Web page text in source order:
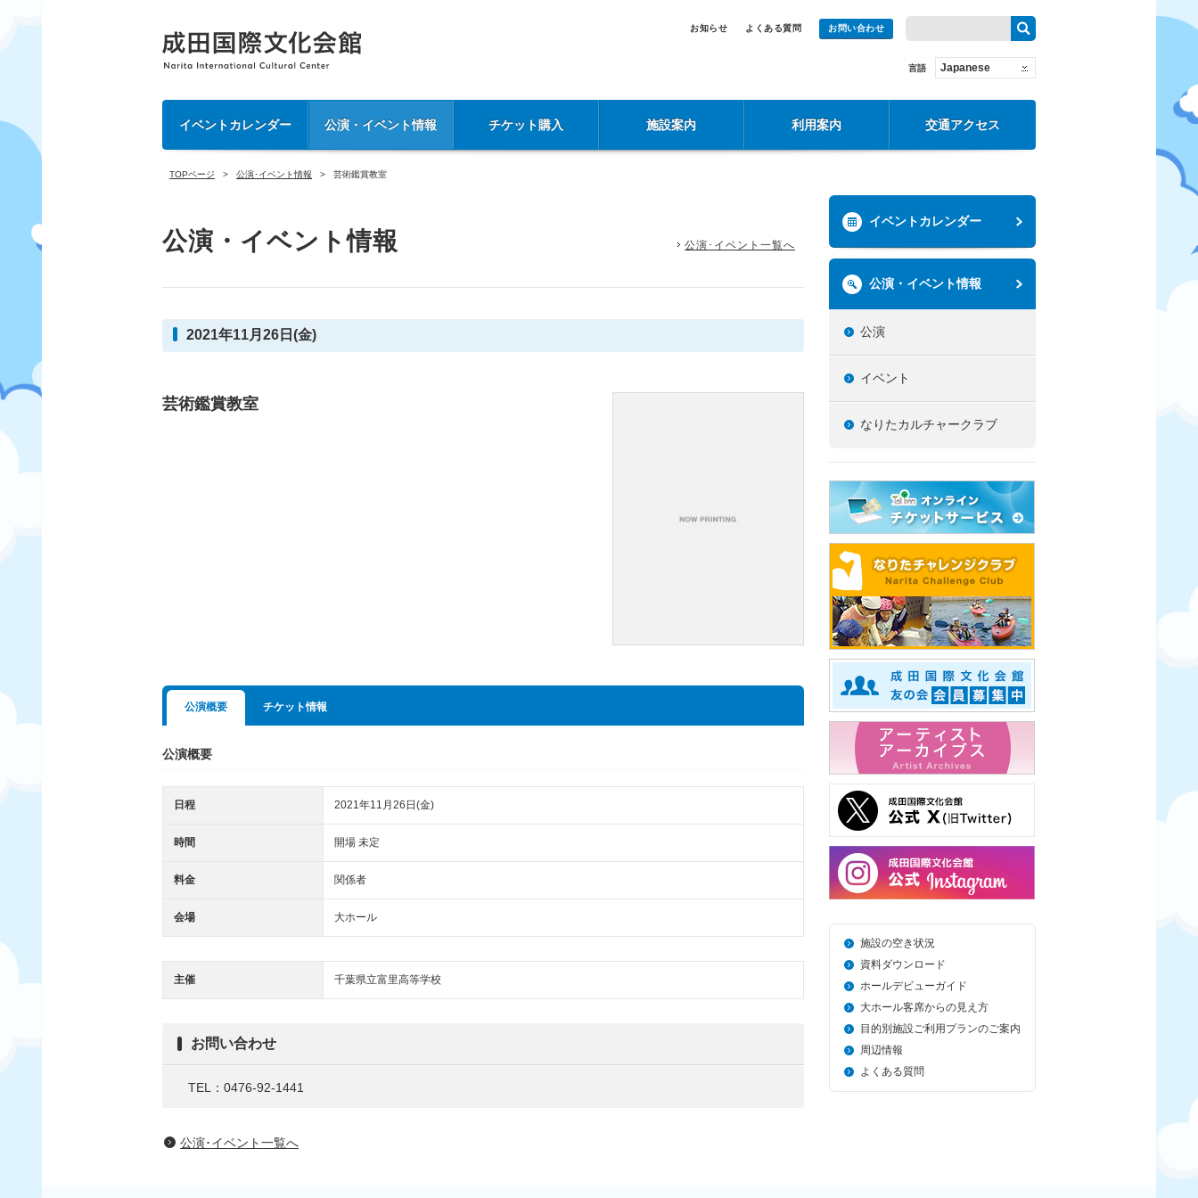
お知らせ よくある質問 お問い合わせ
言語 Japanese
イベントカレンダー 公演・イベント情報 チケット購入 施設案内 利用案内 交通アクセス
TOPページ 公演･イベント情報 芸術鑑賞教室
公演・イベント情報 公演･イベント一覧へ
2021年11月26日(金)
芸術鑑賞教室
公演概要 チケット情報
公演概要
日程 2021年11月26日(金)
時間 開場 未定
料金 関係者
会場 大ホール
主催 千葉県立富里高等学校
お問い合わせ
TEL：0476-92-1441
公演･イベント一覧へ
イベントカレンダー
公演・イベント情報
公演
イベント
なりたカルチャークラブ
施設の空き状況
資料ダウンロード
ホールデビューガイド
大ホール客席からの見え方
目的別施設ご利用プランのご案内
周辺情報
よくある質問